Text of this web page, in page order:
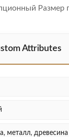
Размер
Attributes
металл, древесина